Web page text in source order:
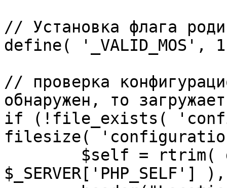
// Установка флага
define( '_VALID_MOS',
// проверка
обнаружен, то
if (!file_exists(
filesize(